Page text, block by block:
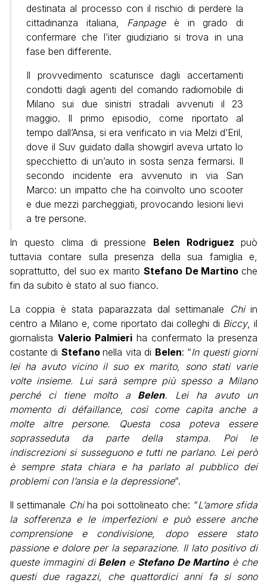
destinata al processo con il rischio di perdere la
cittadinanza italiana, Fanpageè in grado di
confermare che l’iter giudiziario si trova in una
fase ben differente.
Il provvedimento scaturisce dagli accertamenti
condotti dagli agenti del comando radiomobile di
Milano sui due sinistri stradali avvenuti il 23
maggio. Il primo episodio, come riportato al
tempo dall’Ansa, si era verificato in via Melzi d’Eril,
dove il Suv guidato dalla showgirl aveva urtato lo
specchietto di un’auto in sosta senza fermarsi. Il
secondo incidente era avvenuto in via San
Marco: un impatto che ha coinvolto uno scooter
e due mezzi parcheggiati, provocando lesioni lievi
a tre persone.
In questo clima di pressione Belen Rodriguezpuò
tuttavia contare sulla presenza della sua famiglia e,
soprattutto, del suo ex marito Stefano De Martino che
fin da subito è stato al suo fianco.
La coppia è stata paparazzata dal settimanale
Chi in
centro a Milano e, come riportato dai colleghi di Biccy, il
giornalista Valerio Palmieri ha confermato la presenza
costante di Stefanonella vita di Belen: “In questi giorni
lei ha avuto vicino il suo ex marito, sono stati varie
volte insieme. Lui sarà sempre più spesso a Milano
perché ci tiene molto a Belen. Lei ha avuto un
momento di défaillance, così come capita anche a
molte altre persone. Questa cosa poteva essere
soprasseduta da parte della stampa. Poi le
indiscrezioni si susseguono e tutti ne parlano. Lei però
è sempre stata chiara e ha parlato al pubblico dei
problemi con l’ansia e la depressione“.
Il settimanale Chiha poi sottolineato che: “L’amore sfida
la sofferenza e le imperfezioni e può essere anche
comprensione e condivisione, dopo essere stato
passione e dolore per la separazione. Il lato positivo di
queste immagini di Belene Stefano De Martinoè che
questi due ragazzi, che quattordici anni fa si sono